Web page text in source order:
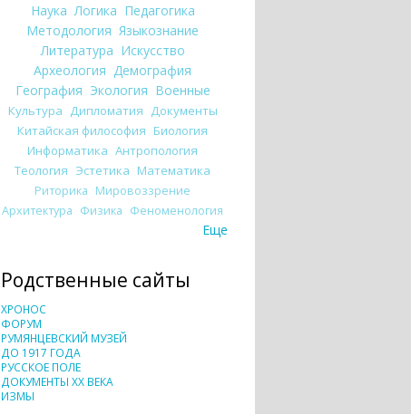
Наука Логика Педагогика
Методология Языкознание
Литература Искусство
Археология Демография
География Экология Военные
Культура Дипломатия Документы
Китайская философия Биология
Информатика Антропология
Теология Эстетика Математика
Риторика Мировоззрение
Архитектура Физика Феноменология
Еще
Родственные сайты
ХРОНОС
ФОРУМ
РУМЯНЦЕВСКИЙ МУЗЕЙ
ДО 1917 ГОДА
РУССКОЕ ПОЛЕ
ДОКУМЕНТЫ XX ВЕКА
ИЗМЫ